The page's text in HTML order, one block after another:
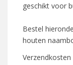
geschikt voor
Bestel
houten
Verzendkosten